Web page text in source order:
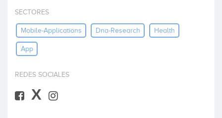
Invest
SECTORES
Mobile-Applications Dna-Research Health
App
REDES SOCIALES
X